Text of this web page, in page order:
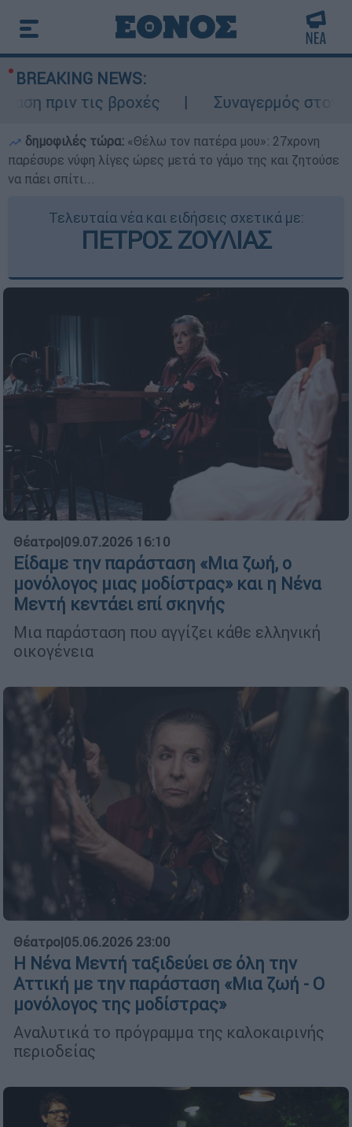
BREAKING NEWS:
τις βροχές
Συναγερμός στον
δημοφιλές τώρα: «Θέλω τον πατέρα μου»: 27χρονη
παρέσυρε νύφη λίγες ώρες μετά το γάμο της και ζητούσε
να πάει σπίτι...
Τελευταία νέα και ειδήσεις σχετικά με:
ΠΕΤΡΟΣ ΖΟΥΛΙΑΣ
Θέατρο|09.07.2026 16:10
Είδαμε την παράσταση «Μια ζωή, ο
μονόλογος μιας μοδίστρας» και η Νένα
Μεντή κεντάει επί σκηνής
Μια παράσταση που αγγίζει κάθε ελληνική
οικογένεια
Θέατρο|05.06.2026 23:00
Η Νένα Μεντή ταξιδεύει σε όλη την
Αττική με την παράσταση «Μια ζωή - Ο
μονόλογος της μοδίστρας»
Αναλυτικά το πρόγραμμα της καλοκαιρινής
περιοδείας